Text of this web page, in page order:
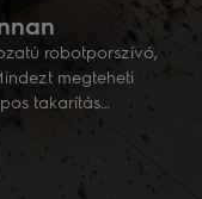
robotporszívó,
megteheti
takarítás